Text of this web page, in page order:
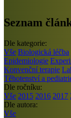
Seznam
Dle kategorie:
Vše Biologická léčba
Epidemiologie
Konvenční terapie
Těhotenství a
Dle ročníku:
Vše 2015 2016 2017
Dle autora:
Vše